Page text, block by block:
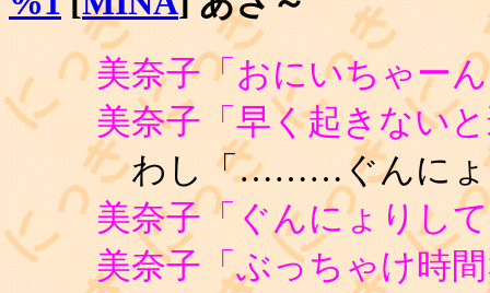
美奈子「おにいちゃー
美奈子「早く起きない
わし「………ぐんにょ
美奈子「ぐんにょりし
美奈子「ぶっちゃけ時